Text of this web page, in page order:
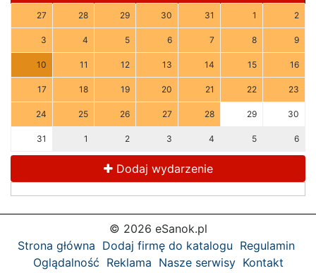
27 28 29 30 31 1 2
3 4 5 6 7 8 9
10 11 12 13 14 15 16
17 18 19 20 21 22 23
24 25 26 27 28 29 30
31 1 2 3 4 5 6
Dodaj wydarzenie
© 2026 eSanok.pl
Strona główna Dodaj firmę do katalogu Regulamin
Oglądalność Reklama Nasze serwisy Kontakt